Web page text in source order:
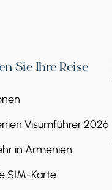
Sie Ihre Reise
Visumführer 2026
in Armenien
SIM-Karte